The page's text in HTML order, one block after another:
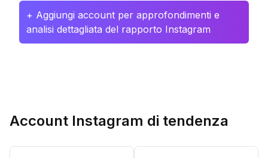
+ Aggiungi account per approfondimenti e
analisi dettagliata del rapporto Instagram
Account Instagram di tendenza